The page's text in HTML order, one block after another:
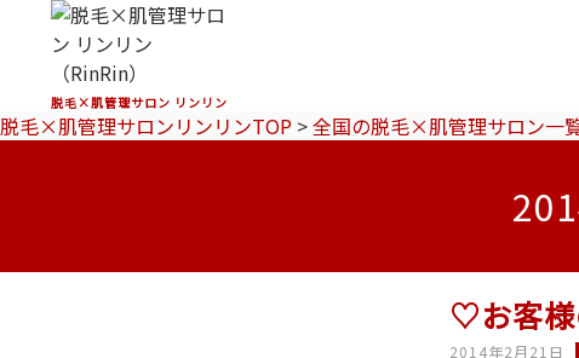
脱毛×肌管理サロン リンリン
脱毛×肌管理サロンリンリンTOP >全国の脱毛×肌管理サロン一
♡お客
2014年2月21日